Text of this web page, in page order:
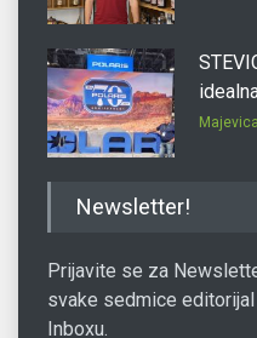
Newsletter!
Prijavite se za
svake sedmice
Inboxu.